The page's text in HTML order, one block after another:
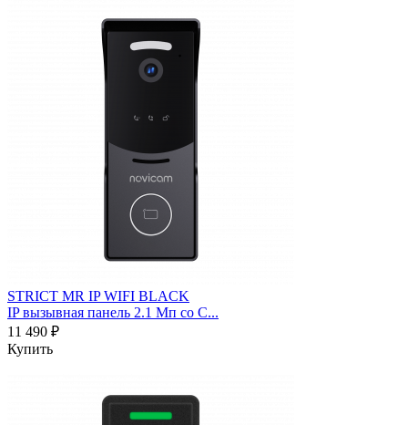
STRICT MR IP WIFI BLACK
IP вызывная панель 2.1 Мп со С...
11 490 ₽
Купить